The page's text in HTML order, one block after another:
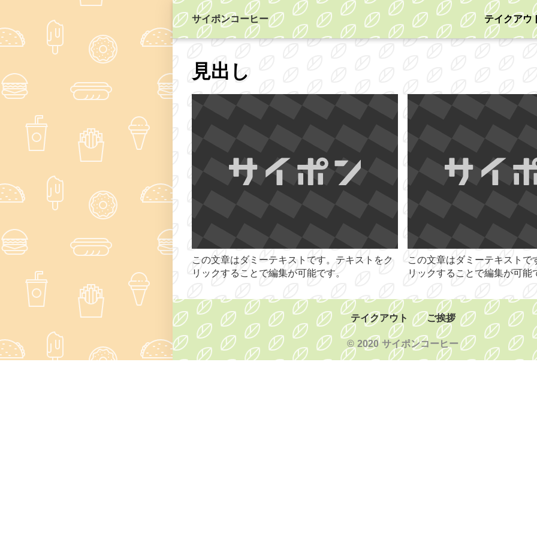
サイポンコーヒー テイクアウ
見出し
この文章はダミーテキストです。テキストをク
リックすることで編集が可能です。
この文章はダミーテキストで
リックすることで編集が可能
テイクアウト ご挨拶
© 2020 サイポンコーヒー